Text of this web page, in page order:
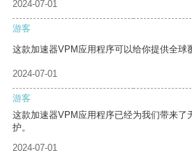
2024-07-01
游客
这款加速器VPM应用程序可以给你提供全球
2024-07-01
游客
这款加速器VPM应用程序已经为我们带来了
护。
2024-07-01